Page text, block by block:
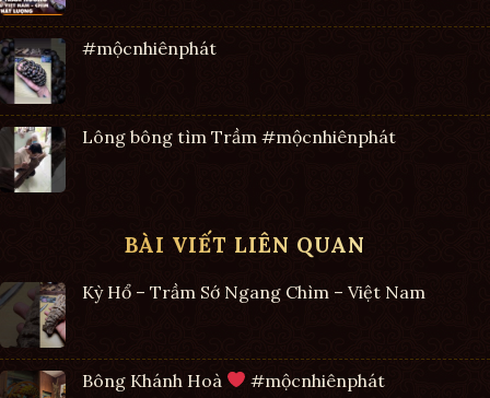
#mộcnhiênphát
Lông bông tìm Trầm #mộcnhiênphát
BÀI VIẾT LIÊN QUAN
Kỳ Hổ – Trầm Sớ Ngang Chìm – Việt Nam
Bông Khánh Hoà #mộcnhiênphát